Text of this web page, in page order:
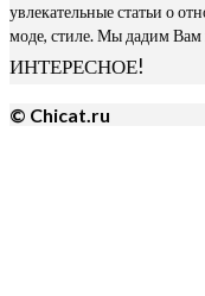
увлекательные статьи о
моде, стиле. Мы дадим
ИНТЕРЕСНОЕ!
© Chicat.ru